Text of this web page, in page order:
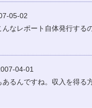
05-02
なレポート自体発行する
04-01
るんですね。収入を得る